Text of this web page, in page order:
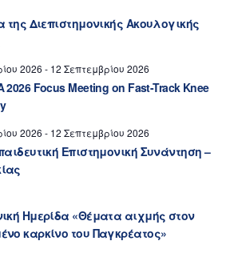
της Διεπιστημονικής Ακουλογικής
2026 - 12 Σεπτεμβρίου 2026
2026 Focus Meeting on Fast-Track Knee
2026 - 12 Σεπτεμβρίου 2026
Επιστημονική Συνάντηση –
Ημερίδα «Θέματα αιχμής στον
καρκίνο του Παγκρέατος»